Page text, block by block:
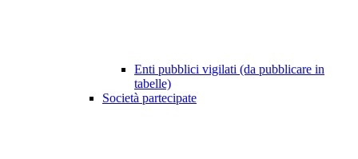
Enti pubblici vigilati (da pubblicare in
tabelle)
Società partecipate